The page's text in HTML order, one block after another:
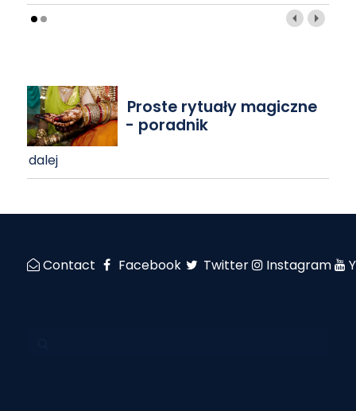
Proste rytuały magiczne
- poradnik
dalej
Contact Facebook Twitter Instagram